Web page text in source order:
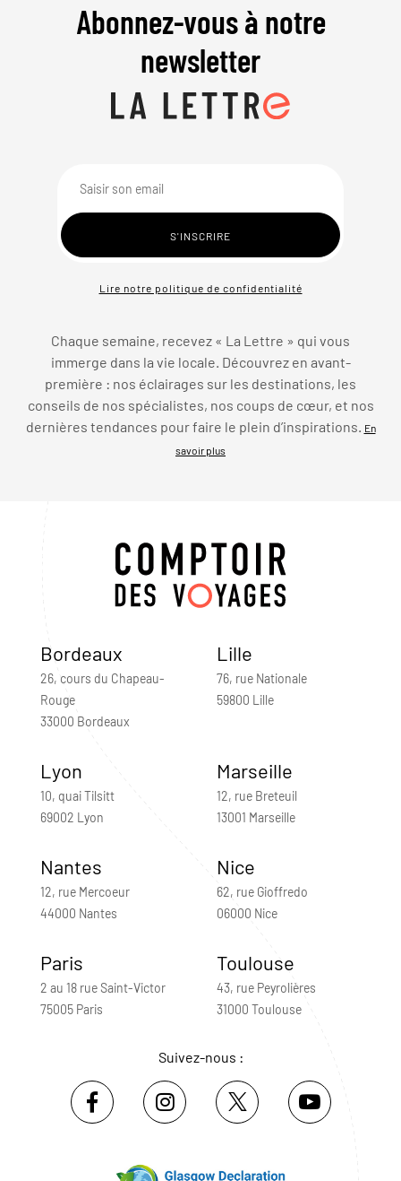
Abonnez-vous à notre
newsletter
Lire notre politique de confidentialité
Chaque semaine, recevez « La Lettre » qui vous
immerge dans la vie locale. Découvrez en avant-
première : nos éclairages sur les destinations, les
conseils de nos spécialistes, nos coups de cœur, et nos
dernières tendances pour faire le plein d’inspirations.
En
savoir plus
Bordeaux
26, cours du Chapeau-
Rouge
33000 Bordeaux
Lille
76, rue Nationale
59800 Lille
Lyon
10, quai Tilsitt
69002 Lyon
Marseille
12, rue Breteuil
13001 Marseille
Nantes
12, rue Mercoeur
44000 Nantes
Nice
62, rue Gioffredo
06000 Nice
Paris
2 au 18 rue Saint-Victor
75005 Paris
Toulouse
43, rue Peyrolières
31000 Toulouse
Suivez-nous :